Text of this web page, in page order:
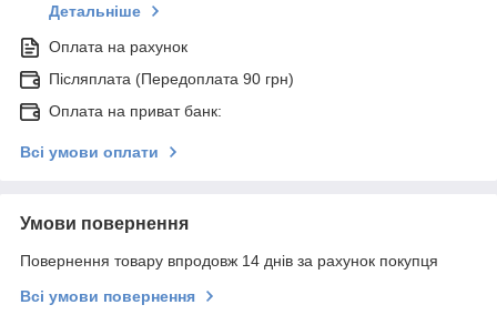
Детальніше
Оплата на рахунок
Післяплата (Передоплата 90 грн)
Оплата на приват банк:
Всі умови оплати
Умови повернення
Повернення товару впродовж 14 днів за рахунок покупця
Всі умови повернення